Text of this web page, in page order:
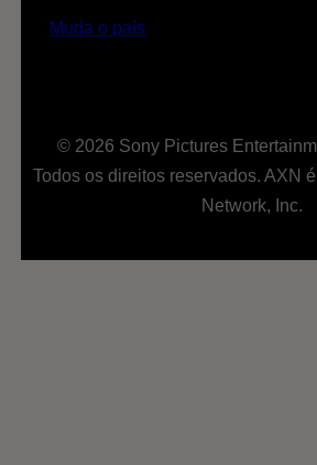
Muda o país
© 2026 Sony Pictures
Todos os direitos reservados. AXN
Network, Inc.